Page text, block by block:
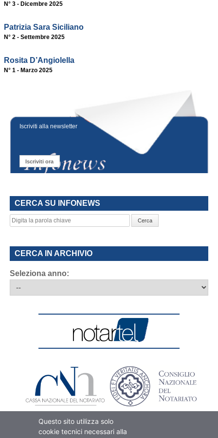
N° 3 - Dicembre 2025
Patrizia Sara Siciliano
N° 2 - Settembre 2025
Rosita D’Angiolella
N° 1 - Marzo 2025
Iscriviti alla newsletter
Iscriviti ora
CERCA SU INFONEWS
Cerca
CERCA IN ARCHIVIO
Seleziona anno:
Questo sito utilizza solo
cookie tecnici necessari alla